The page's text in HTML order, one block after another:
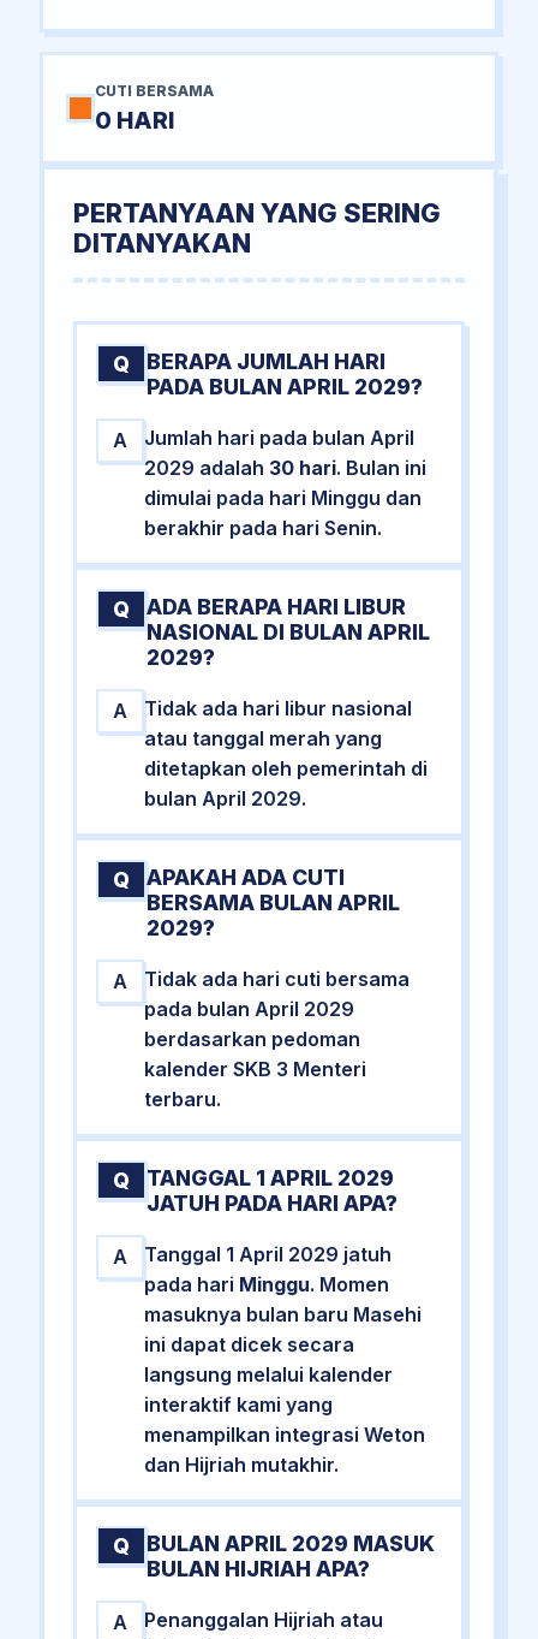
CUTI BERSAMA
0 HARI
PERTANYAAN YANG SERING
DITANYAKAN
Q
BERAPA JUMLAH HARI
PADA BULAN APRIL 2029?
A
Jumlah hari pada bulan April
2029 adalah 30 hari. Bulan ini
dimulai pada hari Minggu dan
berakhir pada hari Senin.
Q
ADA BERAPA HARI LIBUR
NASIONAL DI BULAN APRIL
2029?
A
Tidak ada hari libur nasional
atau tanggal merah yang
ditetapkan oleh pemerintah di
bulan April 2029.
Q
APAKAH ADA CUTI
BERSAMA BULAN APRIL
2029?
A
Tidak ada hari cuti bersama
pada bulan April 2029
berdasarkan pedoman
kalender SKB 3 Menteri
terbaru.
Q
TANGGAL 1 APRIL 2029
JATUH PADA HARI APA?
A
Tanggal 1 April 2029 jatuh
pada hari Minggu. Momen
masuknya bulan baru Masehi
ini dapat dicek secara
langsung melalui kalender
interaktif kami yang
menampilkan integrasi Weton
dan Hijriah mutakhir.
Q
BULAN APRIL 2029 MASUK
BULAN HIJRIAH APA?
A
Penanggalan Hijriah atau